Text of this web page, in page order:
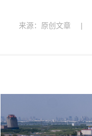
来源：原创文章 |